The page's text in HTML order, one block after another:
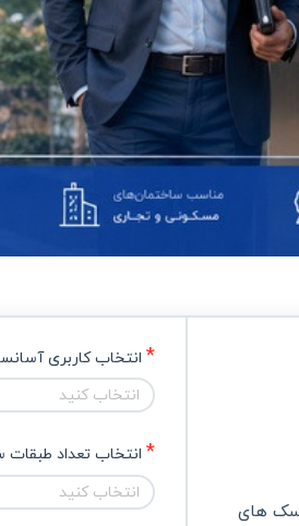
انتخاب کاربری
انتخاب کنید
انتخاب تعداد طبقات
انتخاب کنید
های